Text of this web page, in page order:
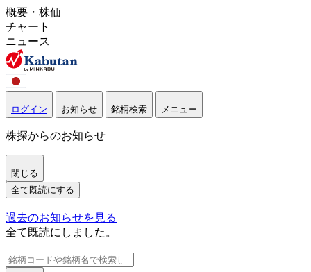
概要・株価
チャート
ニュース
ログイン お知らせ 銘柄検索 メニュー
株探からのお知らせ
閉じる
全て既読にする
過去のお知らせを見る
全て既読にしました。